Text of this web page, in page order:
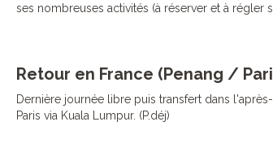
ses nombreuses activités (à réserver et à régler
Retour en France (Penang /
Dernière journée libre puis transfert dans
Paris via Kuala Lumpur. (P.déj)